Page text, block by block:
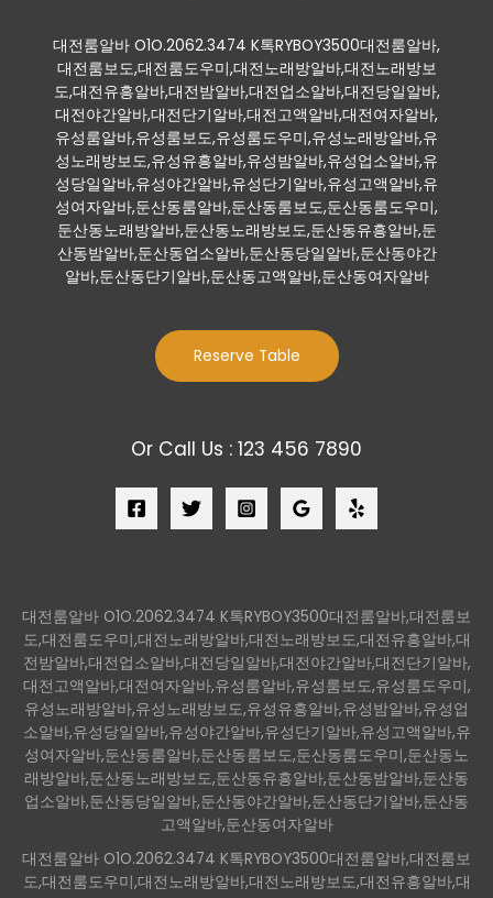
대전룸알바 O1O.2062.3474 K톡RYBOY3500대전룸알바,
대전룸보도,대전룸도우미,대전노래방알바,대전노래방보
도,대전유흥알바,대전밤알바,대전업소알바,대전당일알바,
대전야간알바,대전단기알바,대전고액알바,대전여자알바,
유성룸알바,유성룸보도,유성룸도우미,유성노래방알바,유
성노래방보도,유성유흥알바,유성밤알바,유성업소알바,유
성당일알바,유성야간알바,유성단기알바,유성고액알바,유
성여자알바,둔산동룸알바,둔산동룸보도,둔산동룸도우미,
둔산동노래방알바,둔산동노래방보도,둔산동유흥알바,둔
산동밤알바,둔산동업소알바,둔산동당일알바,둔산동야간
알바,둔산동단기알바,둔산동고액알바,둔산동여자알바
Reserve Table
Or Call Us : 123 456 7890
대전룸알바 O1O.2062.3474 K톡RYBOY3500대전룸알바,대전룸보
도,대전룸도우미,대전노래방알바,대전노래방보도,대전유흥알바,대
전밤알바,대전업소알바,대전당일알바,대전야간알바,대전단기알바,
대전고액알바,대전여자알바,유성룸알바,유성룸보도,유성룸도우미,
유성노래방알바,유성노래방보도,유성유흥알바,유성밤알바,유성업
소알바,유성당일알바,유성야간알바,유성단기알바,유성고액알바,유
성여자알바,둔산동룸알바,둔산동룸보도,둔산동룸도우미,둔산동노
래방알바,둔산동노래방보도,둔산동유흥알바,둔산동밤알바,둔산동
업소알바,둔산동당일알바,둔산동야간알바,둔산동단기알바,둔산동
고액알바,둔산동여자알바
대전룸알바 O1O.2062.3474 K톡RYBOY3500대전룸알바,대전룸보
도,대전룸도우미,대전노래방알바,대전노래방보도,대전유흥알바,대